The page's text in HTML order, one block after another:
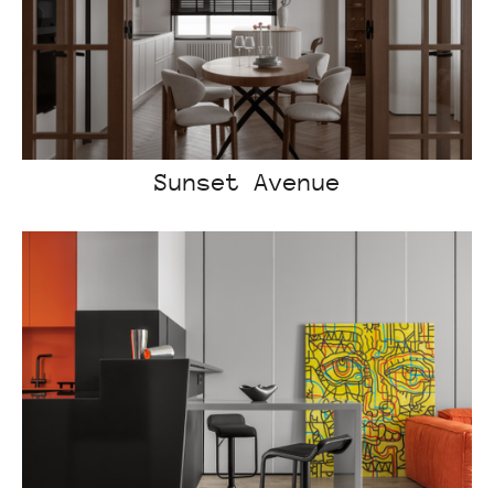
Sunset Avenue